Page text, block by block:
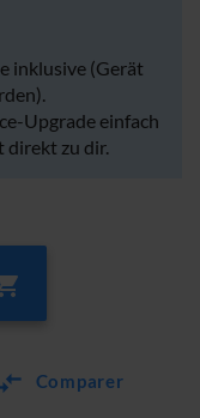
inklusive (Gerät
Upgrade einfach
direkt zu dir.
Comparer